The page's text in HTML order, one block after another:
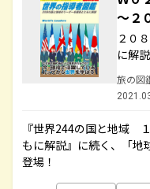
～２
２０
に解説
旅の図
『世界244の国と地域
もに解説』に続く、「地
登場！